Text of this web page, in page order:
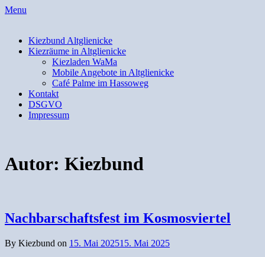
Skip
Menu
Kiezbund Altglienicke
Kiezräume in Altglienicke
Kiezladen WaMa
Mobile Angebote in Altglienicke
Café Palme im Hassoweg
Kontakt
DSGVO
Impressum
Autor: Kiezbund
Nachbarschaftsfest im Kosmosviertel
By Kiezbund on 15. Mai 202515. Mai 2025